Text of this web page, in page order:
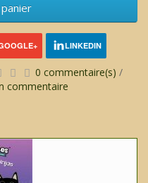
LINKEDIN
0 commentaire(s) /
commentaire